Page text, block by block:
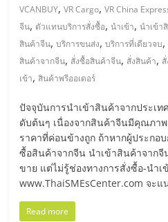
ไทย,
SMEs,
แฟ
รน
ไชส์,
ที่
VCANBUY,VR Cargo,VR China
จีน, ตัวแทนบริการสั่งซื้อ,นำเข้า,นำเข้า
สินค้าจีน,บริการขนส่ง,บริการที่เดียวจบ,
สินค้าจากจีน, สั่งซื้อสินค้าจีน, สั่งสินค้า,
เข้า,สินค้าพรีออเดอร์
ปัจจุบันการนำเข้าสินค้าจากประเ
ดับต้นๆ เนื่องจากสินค้าจีนมีคุณภา
ราคาที่ค่อนข้างถูก ถ้าหากผู้ประกอ
ซื้อสินค้าจากจีน นำเข้าสินค้าจาก
ขาย แต่ไม่รู้ช่องทางการสั่งซื้อ-นำเ
www.ThaiSMEsCenter.com จะ
Read more